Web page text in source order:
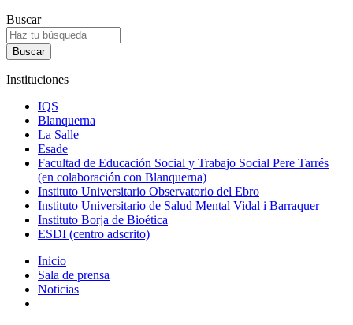
Buscar
Instituciones
IQS
Blanquerna
La Salle
Esade
Facultad de Educación Social y Trabajo Social Pere Tarrés
(en colaboración con Blanquerna)
Instituto Universitario Observatorio del Ebro
Instituto Universitario de Salud Mental Vidal i Barraquer
Instituto Borja de Bioética
ESDI (centro adscrito)
Inicio
Sala de prensa
Noticias